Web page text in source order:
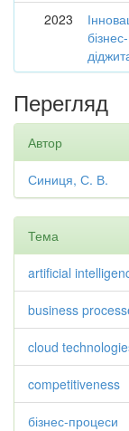
2023
Перегляд
Автор
Синиця, С. В.
Тема
artificial
business
cloud
competitiveness
бізнес-процеси